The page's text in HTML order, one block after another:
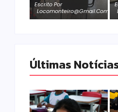
Escrito Por
Locomonteiro@gmail.com
Últimas